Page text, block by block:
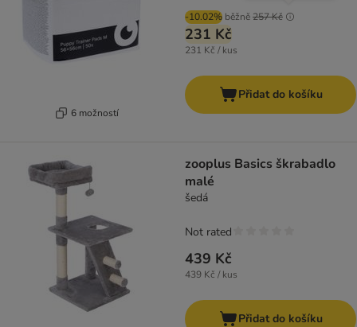
6 možností
-10.02% běžně257 Kč
231 Kč
231 Kč / kus
Přidat do košíku
zooplus Basics škrabadlo
malé
šedá
439 Kč
439 Kč / kus
Not rated
Přidat do košíku